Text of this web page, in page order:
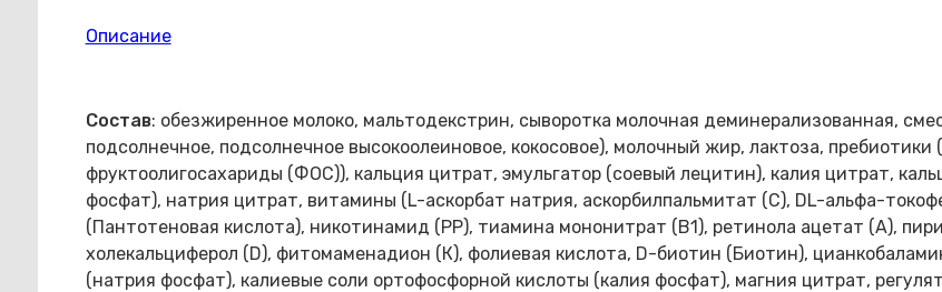
Описание
Состав: обезжиренное молоко, мальтодекстрин, сыворотка молочная деминерализованная,
подсолнечное, подсолнечное высокоолеиновое, кокосовое), молочный жир, лактоза, пребиотики
фруктоолигосахариды (ФОС)), кальция цитрат, эмульгатор (соевый лецитин), калия цитрат,
фосфат), натрия цитрат, витамины (L-аскорбат натрия, аскорбилпальмитат (С), DL-альфа-
(Пантотеновая кислота), никотинамид (PP), тиамина мононитрат (B1), ретинола ацетат (A),
холекальциферол (D), фитомаменадион (К), фолиевая кислота, D-биотин (Биотин),
(натрия фосфат), калиевые соли ортофосфорной кислоты (калия фосфат), магния цитрат,